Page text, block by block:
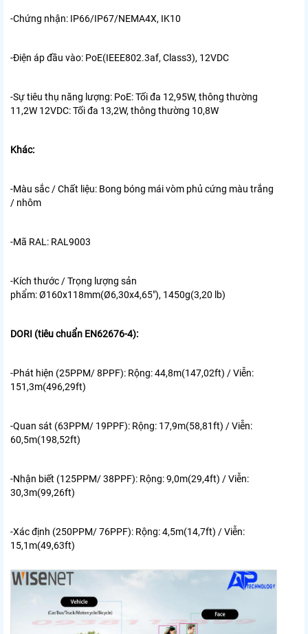
-Chứng nhận: IP66/IP67/NEMA4X, IK10
-Điện áp đầu vào: PoE(IEEE802.3af, Class3), 12VDC
-Sự tiêu thụ năng lượng: PoE: Tối đa 12,95W, thông thường
11,2W 12VDC: Tối đa 13,2W, thông thường 10,8W
Khác:
-Màu sắc / Chất liệu: Bong bóng mái vòm phủ cứng màu trắng
/ nhôm
-Mã RAL: RAL9003
-Kích thước / Trọng lượng sản
phẩm:Ø160x118mm(Ø6,30x4,65"), 1450g(3,20 lb)
DORI (tiêu chuẩn EN62676-4):
-Phát hiện (25PPM/ 8PPF): Rộng: 44,8m(147,02ft) / Viễn:
151,3m(496,29ft)
-Quan sát (63PPM/ 19PPF): Rộng: 17,9m(58,81ft) / Viễn:
60,5m(198,52ft)
-Nhận biết (125PPM/ 38PPF): Rộng: 9,0m(29,4ft) / Viễn:
30,3m(99,26ft)
-Xác định (250PPM/ 76PPF): Rộng: 4,5m(14,7ft) / Viễn:
15,1m(49,63ft)